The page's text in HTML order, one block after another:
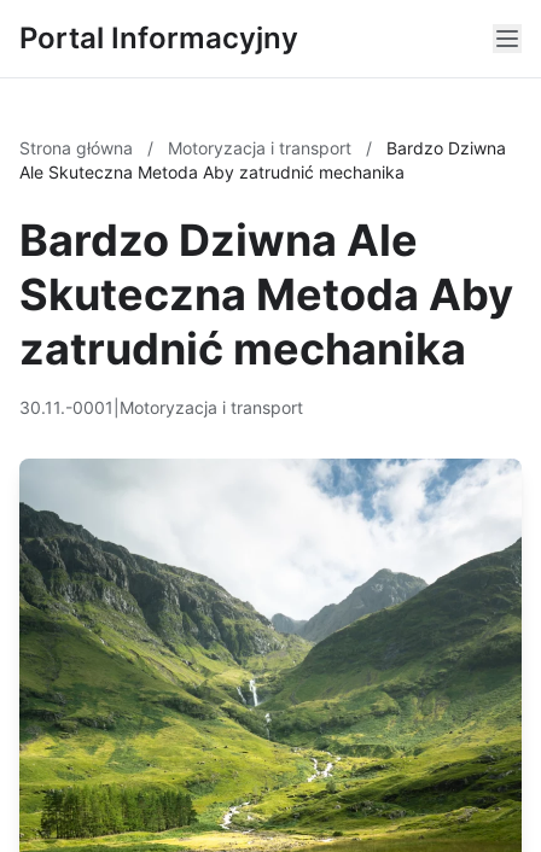
Portal Informacyjny
Strona główna / Motoryzacja i transport /
Bardzo Dziwna
Ale Skuteczna Metoda Aby zatrudnić mechanika
Bardzo Dziwna Ale
Skuteczna Metoda Aby
zatrudnić mechanika
30.11.-0001 Motoryzacja i transport